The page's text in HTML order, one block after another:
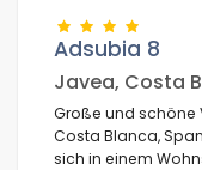
Adsubia 8
Javea, Costa
Große und schöne
Costa Blanca,
sich in einem